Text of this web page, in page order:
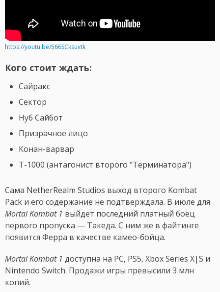
https://youtu.be/566SCksuvtk
Кого стоит ждать:
Сайракс
Сектор
Нуб Сайбот
Призрачное лицо
Конан-варвар
T-1000 (антагонист второго "Терминатора")
Сама NetherRealm Studios выход второго Kombat
Pack и его содержание не подтверждала. В июле для
Mortal Kombat 1 выйдет последний платный боец
первого пропуска — Такеда. С ним же в файтинге
появится Ферра в качестве камео-бойца.
Mortal Kombat 1 доступна на PC, PS5, Xbox Series X|S и
Nintendo Switch. Продажи игры превысили 3 млн
копий.